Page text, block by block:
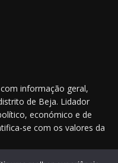
informação geral,
de Beja. Lidador
económico e de
se com os valores da